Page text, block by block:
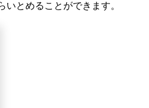
とめることができます。